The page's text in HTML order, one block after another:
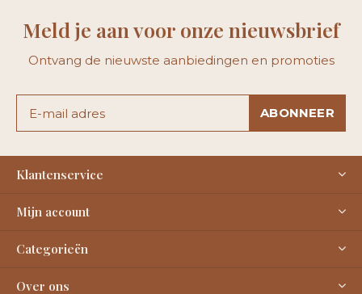
Meld je aan voor onze nieuwsbrief
Ontvang de nieuwste aanbiedingen en promoties
ABONNEER
Klantenservice
Mijn account
Categorieën
Over ons